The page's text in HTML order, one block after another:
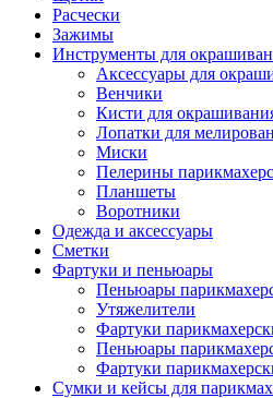
Расчески
Зажимы
Инструменты для
Аксессуары для
Венчики
Кисти для
Лопатки для
Миски
Пелерины
Планшеты
Воротники
Одежда и аксессуары
Сметки
Фартуки и пеньюары
Пеньюары
Утяжелители
Фартуки
Пеньюары
Фартуки
Сумки и кейсы для